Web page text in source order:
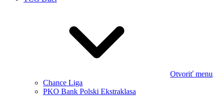
Otvoriť menu
Chance Liga
PKO Bank Polski Ekstraklasa